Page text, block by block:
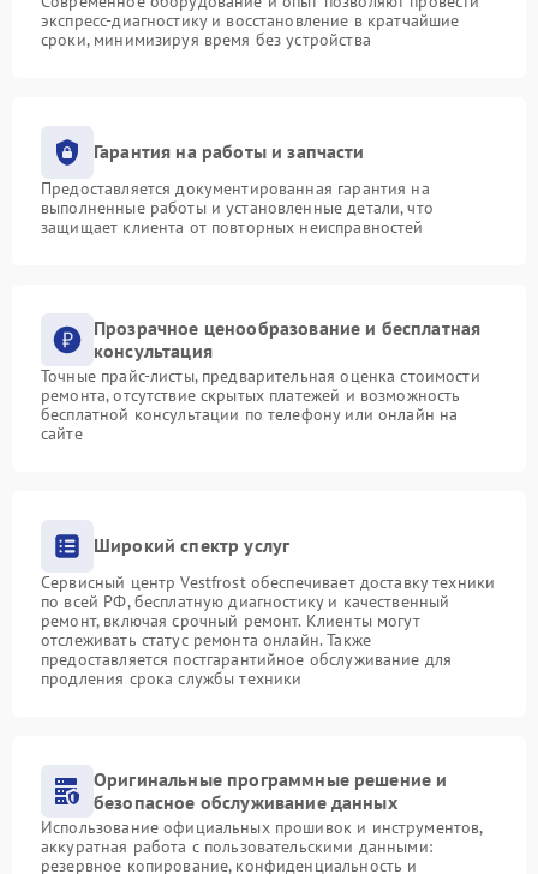
экспресс-диагностику и восстановление в кратчайшие
сроки, минимизируя время без устройства
Гарантия на работы и запчасти
Предоставляется документированная гарантия на
выполненные работы и установленные детали, что
защищает клиента от повторных неисправностей
Прозрачное ценообразование и бесплатная
консультация
Точные прайс-листы, предварительная оценка стоимости
ремонта, отсутствие скрытых платежей и возможность
бесплатной консультации по телефону или онлайн на
сайте
Широкий спектр услуг
Сервисный центр Vestfrost обеспечивает доставку техники
по всей РФ, бесплатную диагностику и качественный
ремонт, включая срочный ремонт. Клиенты могут
отслеживать статус ремонта онлайн. Также
предоставляется постгарантийное обслуживание для
продления срока службы техники
Оригинальные программные решение и
безопасное обслуживание данных
Использование официальных прошивок и инструментов,
аккуратная работа с пользовательскими данными:
резервное копирование, конфиденциальность и